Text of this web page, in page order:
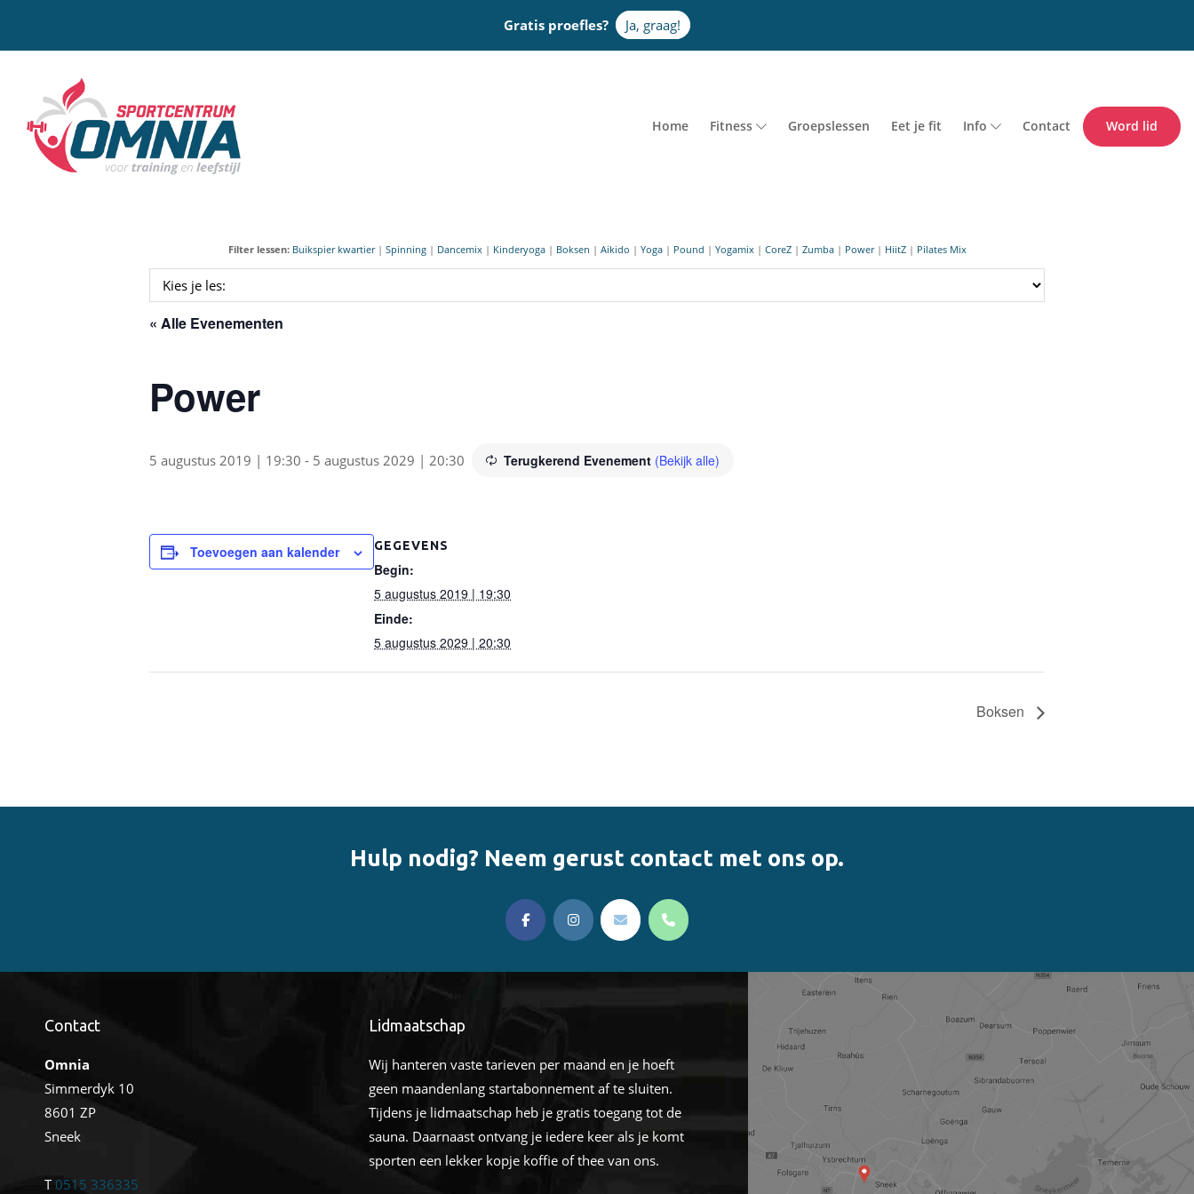
hoofd
inhoud
Gratis proefles? Ja, graag!
Home Fitness Groepslessen Eet je fit Info Contact Word lid
Filter lessen: Buikspier kwartier| Spinning| Dancemix| Kinderyoga| Boksen | Aikido | Yoga| Pound | Yogamix| CoreZ| Zumba| Power| HiitZ| Pilates Mix
« Alle Evenementen
Power
5 augustus 2019 | 19:30 - 5 augustus 2029 | 20:30 Terugkerend Evenement (Bekijk alle)
Toevoegen aan kalender GEGEVENS
Begin:
5 augustus 2019 | 19:30
Einde:
5 augustus 2029 | 20:30
Boksen
Hulp nodig? Neem gerust contact met ons op.
Contact
Omnia
Simmerdyk 10
8601 ZP
Sneek
T0515 336335
Lidmaatschap
Wij hanteren vaste tarieven per maand en je hoeft
geen maandenlang startabonnement af te sluiten.
Tijdens je lidmaatschap heb je gratis toegang tot de
sauna. Daarnaast ontvang je iedere keer als je komt
sporten een lekker kopje koffie of thee van ons.